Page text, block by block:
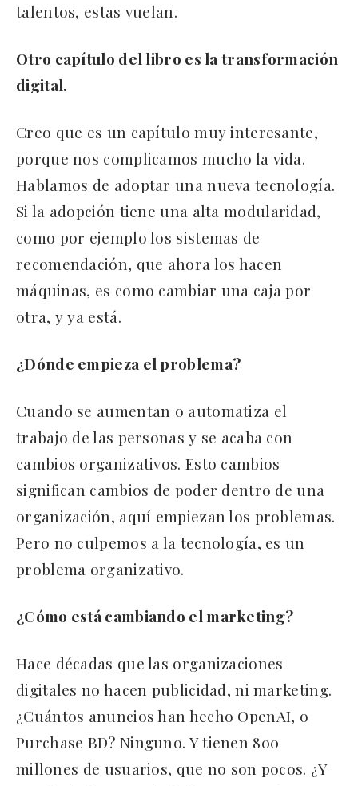
talentos, estas vuelan.
Otro capítulo del libro es la transformación
digital.
Creo que es un capítulo muy interesante,
porque nos complicamos mucho la vida.
Hablamos de adoptar una nueva tecnología.
Si la adopción tiene una alta modularidad,
como por ejemplo los sistemas de
recomendación, que ahora los hacen
máquinas, es como cambiar una caja por
otra, y ya está.
¿Dónde empieza el problema?
Cuando se aumentan o automatiza el
trabajo de las personas y se acaba con
cambios organizativos. Esto cambios
significan cambios de poder dentro de una
organización, aquí empiezan los problemas.
Pero no culpemos a la tecnología, es un
problema organizativo.
¿Cómo está cambiando el marketing?
Hace décadas que las organizaciones
digitales no hacen publicidad, ni marketing.
¿Cuántos anuncios han hecho OpenAI, o
Purchase BD? Ninguno. Y tienen 800
millones de usuarios, que no son pocos. ¿Y